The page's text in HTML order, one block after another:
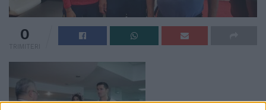
0
TRIMITERI